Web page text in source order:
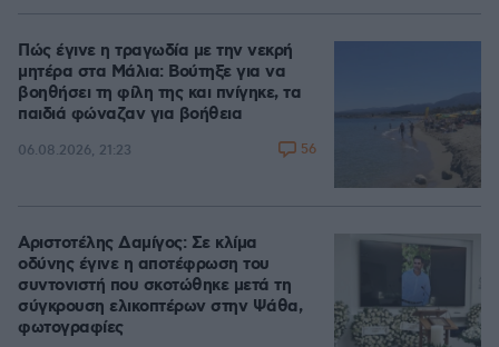
Πώς έγινε η τραγωδία με την νεκρή
μητέρα στα Μάλια: Βούτηξε για να
βοηθήσει τη φίλη της και πνίγηκε, τα
παιδιά φώναζαν για βοήθεια
06.08.2026, 21:23 56
Αριστοτέλης Δαμίγος: Σε κλίμα
οδύνης έγινε η αποτέφρωση του
συντονιστή που σκοτώθηκε μετά τη
σύγκρουση ελικοπτέρων στην Ψάθα,
φωτογραφίες